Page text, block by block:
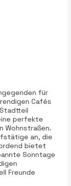
für
Cafés
perfekte
Wohnstraßen.
an, die
bietet
Sonntage
Freunde